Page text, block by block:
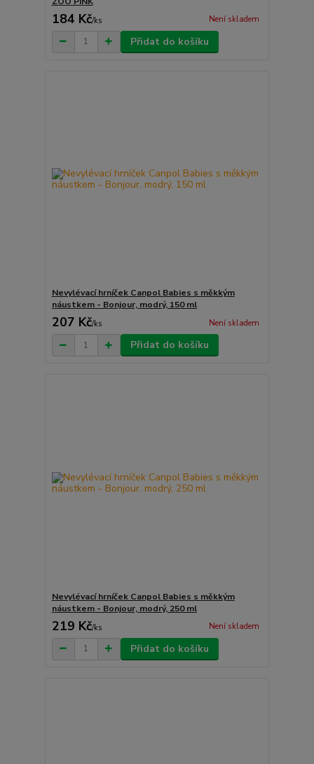
184 Kč/ks Není skladem
Přidat do košíku
Nevylévací hrníček Canpol Babies s měkkým
náustkem - Bonjour, modrý, 150 ml
207 Kč/ks Není skladem
Přidat do košíku
Nevylévací hrníček Canpol Babies s měkkým
náustkem - Bonjour, modrý, 250 ml
219 Kč/ks Není skladem
Přidat do košíku